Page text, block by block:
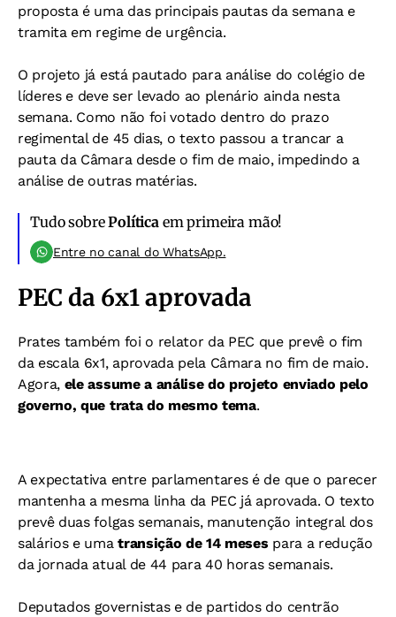
proposta é uma das principais pautas da semana e
tramita em regime de urgência.
O projeto já está pautado para análise do colégio de
líderes e deve ser levado ao plenário ainda nesta
semana. Como não foi votado dentro do prazo
regimental de 45 dias, o texto passou a trancar a
pauta da Câmara desde o fim de maio, impedindo a
análise de outras matérias.
Tudo sobrePolíticaem primeira mão!
Entre no canal do WhatsApp.
PEC da 6x1 aprovada
Prates também foi o relator da PEC que prevê o fim
da escala 6x1, aprovada pela Câmara no fim de maio.
Agora, ele assume a análise do projeto enviado pelo
governo, que trata do mesmo tema.
A expectativa entre parlamentares é de que o parecer
mantenha a mesma linha da PEC já aprovada. O texto
prevê duas folgas semanais, manutenção integral dos
salários e umatransição de 14 meses para a redução
da jornada atual de 44 para 40 horas semanais.
Deputados governistas e de partidos do centrão